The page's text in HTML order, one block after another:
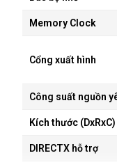
Memory Clock
Cổng xuất hình
Công suất nguồn
Kích thước (DxRxC)
DIRECTX hỗ trợ